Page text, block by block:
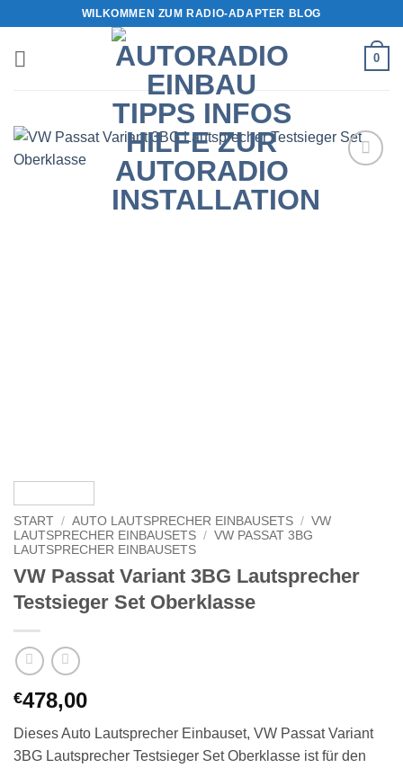
springen
WILKOMMEN ZUM RADIO-ADAPTER BLOG
0
Wunschliste
START / AUTO LAUTSPRECHER EINBAUSETS / VW
LAUTSPRECHER EINBAUSETS / VW PASSAT 3BG
LAUTSPRECHER EINBAUSETS
VW Passat Variant 3BG Lautsprecher
Testsieger Set Oberklasse
€478,00
Dieses Auto Lautsprecher Einbauset, VW Passat Variant
3BG Lautsprecher Testsieger Set Oberklasse ist für den